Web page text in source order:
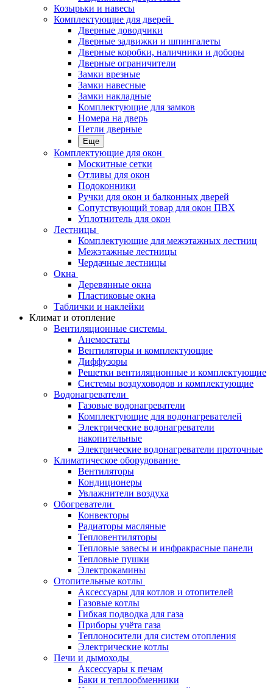
Козырьки и навесы
Комплектующие для дверей
Дверные доводчики
Дверные задвижки и шпингалеты
Дверные коробки, наличники и доборы
Дверные ограничители
Замки врезные
Замки навесные
Замки накладные
Комплектующие для замков
Номера на дверь
Петли дверные
Еще
Комплектующие для окон
Москитные сетки
Отливы для окон
Подоконники
Ручки для окон и балконных дверей
Сопутствующий товар для окон ПВХ
Уплотнитель для окон
Лестницы
Комплектующие для межэтажных лестниц
Межэтажные лестницы
Чердачные лестницы
Окна
Деревянные окна
Пластиковые окна
Таблички и наклейки
Климат и отопление
Вентиляционные системы
Анемостаты
Вентиляторы и комплектующие
Диффузоры
Решетки вентиляционные и комплектующие
Системы воздуховодов и комплектующие
Водонагреватели
Газовые водонагреватели
Комплектующие для водонагревателей
Электрические водонагреватели
накопительные
Электрические водонагреватели проточные
Климатическое оборудование
Вентиляторы
Кондиционеры
Увлажнители воздуха
Обогреватели
Конвекторы
Радиаторы масляные
Тепловентиляторы
Тепловые завесы и инфракрасные панели
Тепловые пушки
Электрокамины
Отопительные котлы
Аксессуары для котлов и отопителей
Газовые котлы
Гибкая подводка для газа
Приборы учёта газа
Теплоносители для систем отопления
Электрические котлы
Печи и дымоходы
Аксессуары к печам
Баки и теплообменники